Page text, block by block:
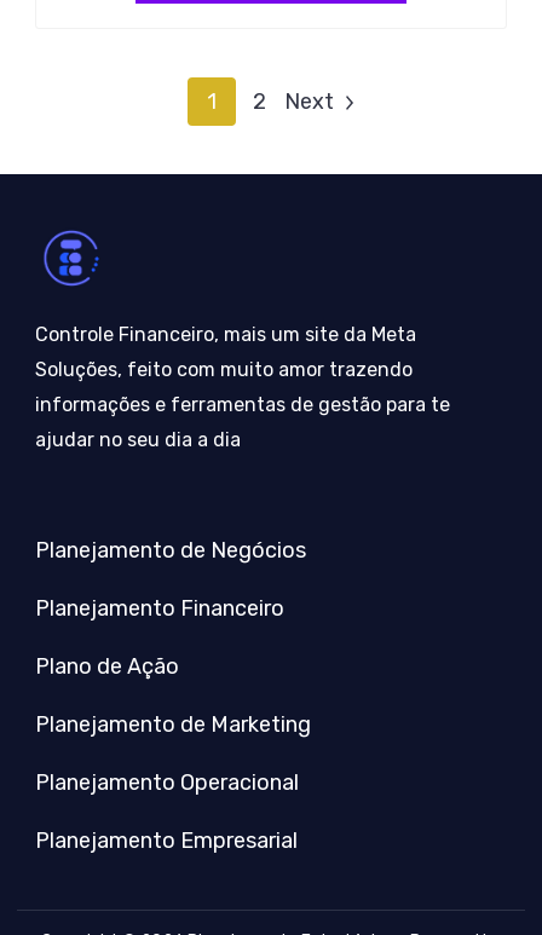
1 2 Next
Controle Financeiro, mais um site da Meta
Soluções, feito com muito amor trazendo
informações e ferramentas de gestão para te
ajudar no seu dia a dia
Planejamento de Negócios
Planejamento Financeiro
Plano de Ação
Planejamento de Marketing
Planejamento Operacional
Planejamento Empresarial